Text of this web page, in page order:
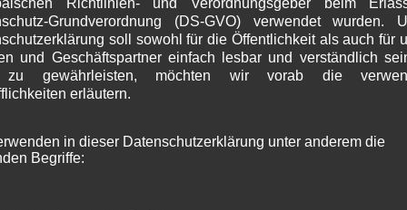
findet am Sonntag, den 15. November
in der Pfarrkirche Wallgau zum Gedenken der
und Vermissten aller Kriege ein Gottesdienst
Ehrung am Kriegerdenkmal statt.
die Mitglieder der Vereine und Verbände werden
Richtlinien- und Verordnungsgeber beim
Grundverordnung (DS-GVO) verwendet wurden.
soll sowohl für die Öffentlichkeit als auch für
und Geschäftspartner einfach lesbar und verständlich
gewährleisten, möchten wir vorab die
erläutern.
in dieser Datenschutzerklärung unter anderem die
Begriffe: